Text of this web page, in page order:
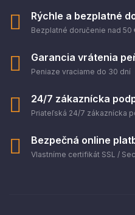
Rýchle a bezplatné
Bezplatné doručenie nad 50
Garancia vrátenia
Peniaze vraciame do 30 dní
24/7 zákaznícka
Priateľská 24/7 zákaznícka
Bezpečná online
Vlastníme certifikát SSL /